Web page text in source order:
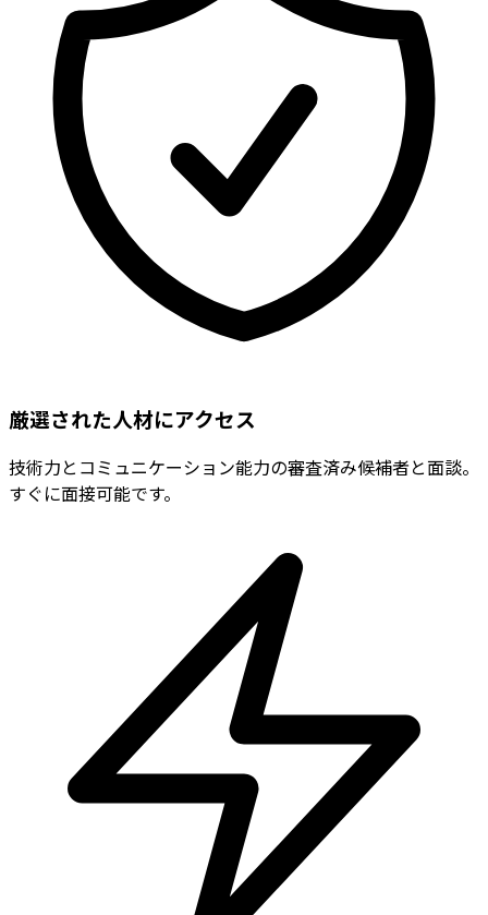
厳選された人材にアクセス
技術力とコミュニケーション能力の審査済み候補者と面談。
すぐに面接可能です。